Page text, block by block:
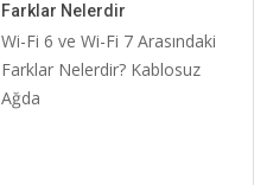
Farklar Nelerdir
Wi-Fi 6 ve Wi-Fi 7 Arasındaki
Farklar Nelerdir? Kablosuz
Ağda